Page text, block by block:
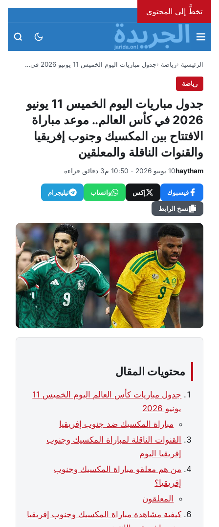
تخطَّ إلى المحتوى
الخميس، 6 أغسطس 2026
الرئيسية رياضة جدول مباريات اليوم الخميس 11 يونيو 2026 في…
رياضة
جدول مباريات اليوم الخميس 11 يونيو
2026 في كأس العالم.. موعد مباراة
الافتتاح بين المكسيك وجنوب إفريقيا
والقنوات الناقلة والمعلقين
haytham10 يونيو 2026 - 10:50 م 3 دقائق قراءة
فيسبوك إكس واتساب تيليجرام
نسخ الرابط
محتويات المقال
جدول مباريات كأس العالم اليوم الخميس 11
يونيو 2026
مباراة المكسيك ضد جنوب إفريقيا
القنوات الناقلة لمباراة المكسيك وجنوب
إفريقيا اليوم
من هم معلقو مباراة المكسيك وجنوب
إفريقيا؟
المعلقون
كيفية مشاهدة مباراة المكسيك وجنوب إفريقيا